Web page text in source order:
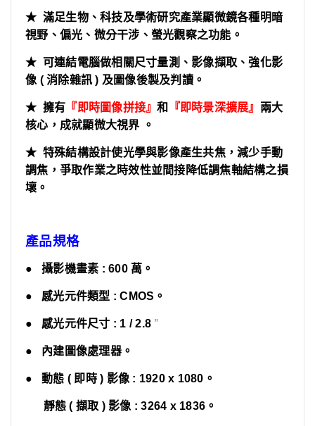
★ 滿足生物、科技及學術研究產業顯微鏡各種明暗
視野、偏光、微分干涉、螢光觀察之功能。
★ 可連結電腦做相關尺寸量測、影像擷取、強化影
像 ( 消除雜訊 ) 及圖像後製及判讀。
★ 擁有 『即時圖像拼接』和 『即時景深擴展』 兩大
核心 ，成就顯微大視界 。
★ 特殊結構設計使光學與影像產生共焦，減少手動
調焦，爭取作業之時效性並間接降低調焦軸結構之損
壞。
產品規格
● 攝影機畫素 : 600 萬 。
● 感光元件類型 : CMOS 。
● 感光元件尺寸 : 1 / 2.8 ”
● 內建圖像處理器。
● 動態 ( 即時 ) 影像 : 1920 x 1080 。
靜態 ( 擷取 ) 影像 : 3264 x 1836 。